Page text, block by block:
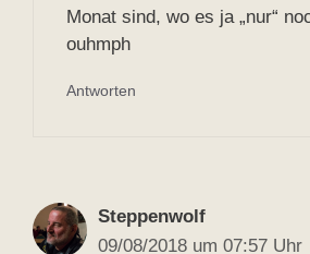
Monat sind, wo es ja „nur“
ouhmph
Antworten
Steppenwolf
09/08/2018 um 07:57 Uhr